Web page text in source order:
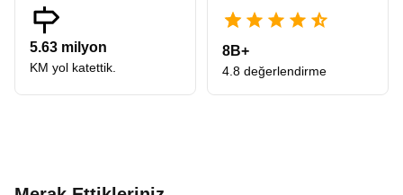
5.63 milyon
KM yol katettik.
8B+
4.8 değerlendirme